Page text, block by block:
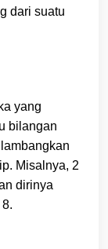
dari suatu
yang
bilangan
Misalnya, 2
dirinya